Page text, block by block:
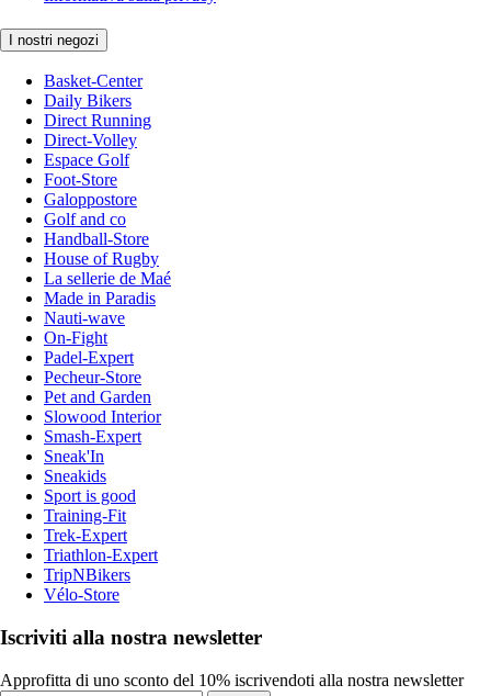
I nostri negozi
Basket-Center
Daily Bikers
Direct Running
Direct-Volley
Espace Golf
Foot-Store
Galoppostore
Golf and co
Handball-Store
House of Rugby
La sellerie de Maé
Made in Paradis
Nauti-wave
On-Fight
Padel-Expert
Pecheur-Store
Pet and Garden
Slowood Interior
Smash-Expert
Sneak'In
Sneakids
Sport is good
Training-Fit
Trek-Expert
Triathlon-Expert
TripNBikers
Vélo-Store
Iscriviti alla nostra newsletter
Approfitta di uno sconto del 10% iscrivendoti alla nostra newsletter